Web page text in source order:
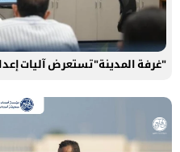
"غرفة المدينة" تستعرض آليات